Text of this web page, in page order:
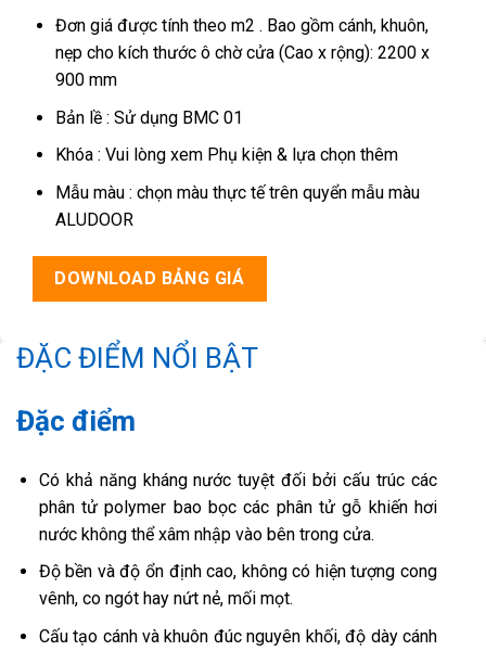
Đơn giá được tính theo m2 . Bao gồm cánh, khuôn,
nẹp cho kích thước ô chờ cửa (Cao x rộng): 2200 x
900 mm
Bản lề : Sử dụng BMC 01
Khóa : Vui lòng xem Phụ kiện & lựa chọn thêm
Mẫu màu : chọn màu thực tế trên quyển mẫu màu
ALUDOOR
DOWNLOAD BẢNG GIÁ
ĐẶC ĐIỂM NỔI BẬT
Đặc điểm
Có khả năng kháng nước tuyệt đối bởi cấu trúc các
phân tử polymer bao bọc các phân tử gỗ khiến hơi
nước không thể xâm nhập vào bên trong cửa.
Độ bền và độ ổn định cao, không có hiện tượng cong
vênh, co ngót hay nứt nẻ, mối mọt.
Cấu tạo cánh và khuôn đúc nguyên khối, độ dày cánh